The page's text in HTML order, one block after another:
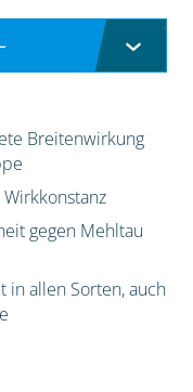
Breitenwirkung
gegen Mehltau
in allen Sorten, auch